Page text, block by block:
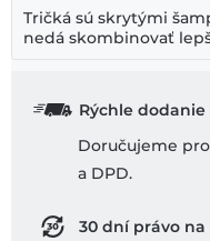
Tričká sú skrytými
nedá skombinovať
Rýchle dodanie
Doručujeme
a DPD.
30 dní právo